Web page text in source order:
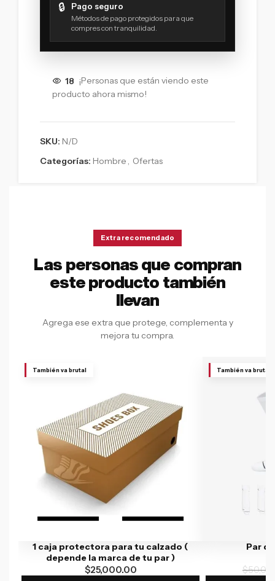
🔒 Pago seguro
Métodos de pago protegidos para que
compres con tranquilidad.
18 ¡Personas que están viendo este
producto ahora mismo!
SKU: N/D
Categorías: Hombre , Ofertas
Extra recomendado
Las personas que compran
este producto también
llevan
Agrega ese extra que protege, complementa y
mejora tu compra.
También va brutal
1 caja protectora para tu calzado (
depende la marca de tu par )
$25,000.00
También va brutal
Par
$